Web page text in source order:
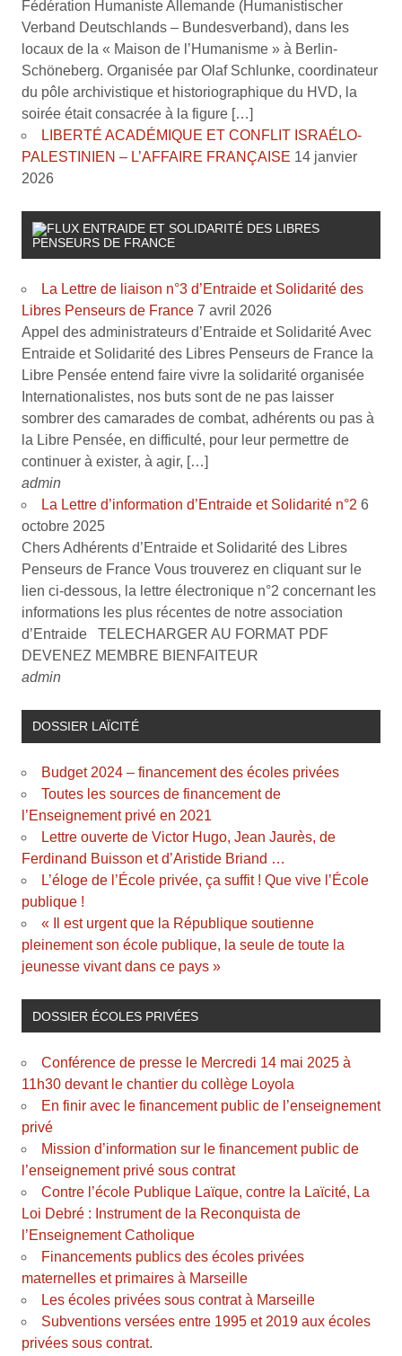
Fédération Humaniste Allemande (Humanistischer
Verband Deutschlands – Bundesverband), dans les
locaux de la « Maison de l’Humanisme » à Berlin-
Schöneberg. Organisée par Olaf Schlunke, coordinateur
du pôle archivistique et historiographique du HVD, la
soirée était consacrée à la figure […]
LIBERTÉ ACADÉMIQUE ET CONFLIT ISRAÉLO-
PALESTINIEN – L’AFFAIRE FRANÇAISE 14 janvier
2026
ENTRAIDE ET SOLIDARITÉ DES LIBRES
PENSEURS DE FRANCE
La Lettre de liaison n°3 d’Entraide et Solidarité des
Libres Penseurs de France 7 avril 2026
Appel des administrateurs d’Entraide et Solidarité Avec
Entraide et Solidarité des Libres Penseurs de France la
Libre Pensée entend faire vivre la solidarité organisée
Internationalistes, nos buts sont de ne pas laisser
sombrer des camarades de combat, adhérents ou pas à
la Libre Pensée, en difficulté, pour leur permettre de
continuer à exister, à agir, […]
admin
La Lettre d’information d’Entraide et Solidarité n°2 6
octobre 2025
Chers Adhérents d’Entraide et Solidarité des Libres
Penseurs de France Vous trouverez en cliquant sur le
lien ci-dessous, la lettre électronique n°2 concernant les
informations les plus récentes de notre association
d’Entraide TELECHARGER AU FORMAT PDF
DEVENEZ MEMBRE BIENFAITEUR
admin
DOSSIER LAÏCITÉ
Budget 2024 – financement des écoles privées
Toutes les sources de financement de
l’Enseignement privé en 2021
Lettre ouverte de Victor Hugo, Jean Jaurès, de
Ferdinand Buisson et d’Aristide Briand …
L’éloge de l’École privée, ça suffit ! Que vive l’École
publique !
« Il est urgent que la République soutienne
pleinement son école publique, la seule de toute la
jeunesse vivant dans ce pays »
DOSSIER ÉCOLES PRIVÉES
Conférence de presse le Mercredi 14 mai 2025 à
11h30 devant le chantier du collège Loyola
En finir avec le financement public de l’enseignement
privé
Mission d’information sur le financement public de
l’enseignement privé sous contrat
Contre l’école Publique Laïque, contre la Laïcité, La
Loi Debré : Instrument de la Reconquista de
l’Enseignement Catholique
Financements publics des écoles privées
maternelles et primaires à Marseille
Les écoles privées sous contrat à Marseille
Subventions versées entre 1995 et 2019 aux écoles
privées sous contrat.